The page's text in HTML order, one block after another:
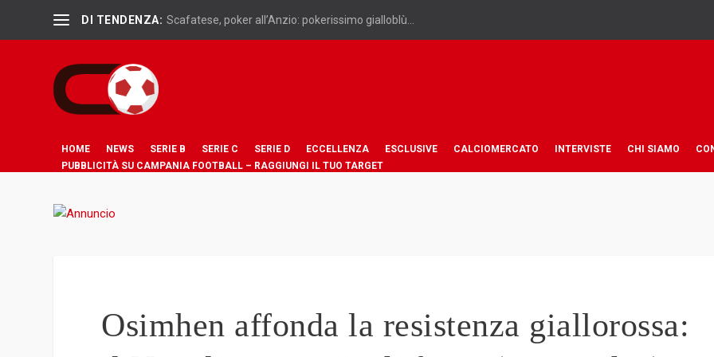
DI TENDENZA: Scafatese, poker all’Anzio: pokerissimo gialloblù...
HOME NEWS SERIE B SERIE C SERIE D ECCELLENZA ESCLUSIVE CALCIOMERCATO INTERVISTE CHI SIAMO
PUBBLICITÀ SU CAMPANIA FOOTBALL – RAGGIUNGI IL TUO TARGET
Osimhen affonda la resistenza giallorossa: